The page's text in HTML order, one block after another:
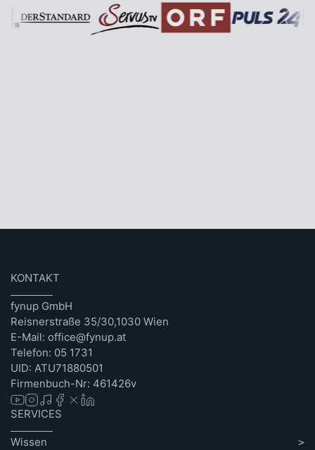
KONTAKT
fynup GmbH
Reisnerstraße 35/30,1030 Wien
E-Mail: office@fynup.at
Telefon: 05 1731
UID: ATU71880501
Firmenbuch-Nr: 461426v
SERVICES
Wissen